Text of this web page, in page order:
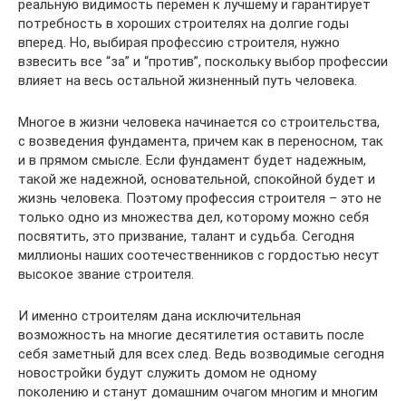
реальную видимость перемен к лучшему и гарантирует
потребность в хороших строителях на долгие годы
вперед. Но, выбирая профессию строителя, нужно
взвесить все “за” и “против”, поскольку выбор профессии
влияет на весь остальной жизненный путь человека.
Многое в жизни человека начинается со строительства,
с возведения фундамента, причем как в переносном, так
и в прямом смысле. Если фундамент будет надежным,
такой же надежной, основательной, спокойной будет и
жизнь человека. Поэтому профессия строителя – это не
только одно из множества дел, которому можно себя
посвятить, это призвание, талант и судьба. Сегодня
миллионы наших соотечественников с гордостью несут
высокое звание строителя.
И именно строителям дана исключительная
возможность на многие десятилетия оставить после
себя заметный для всех след. Ведь возводимые сегодня
новостройки будут служить домом не одному
поколению и станут домашним очагом многим и многим